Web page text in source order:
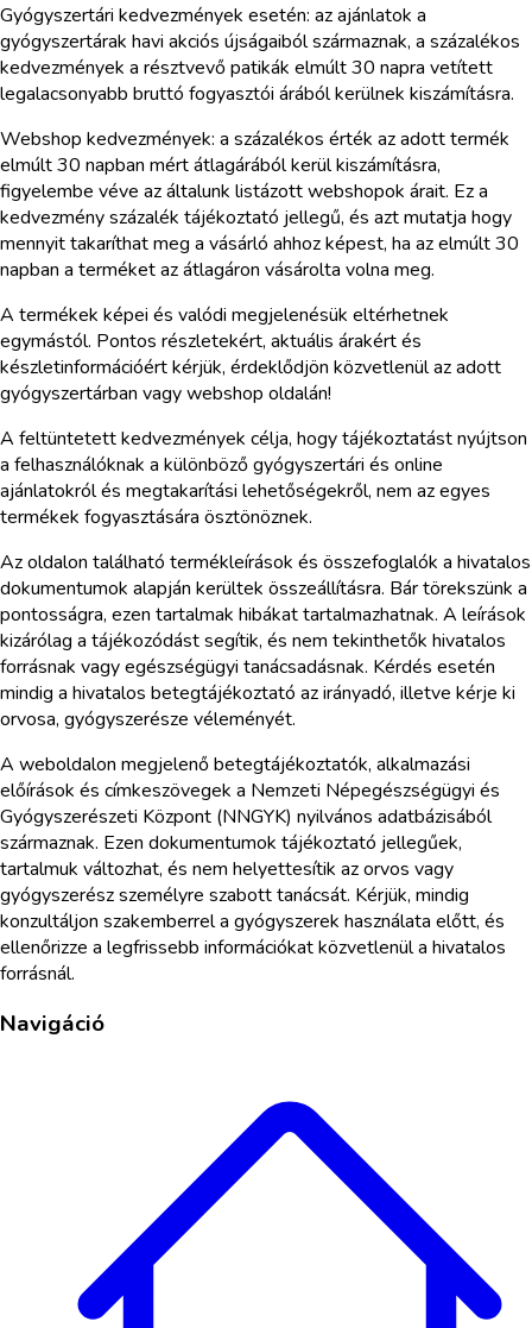
Gyógyszertári kedvezmények esetén: az ajánlatok a
gyógyszertárak havi akciós újságaiból származnak, a százalékos
kedvezmények a résztvevő patikák elmúlt 30 napra vetített
legalacsonyabb bruttó fogyasztói árából kerülnek kiszámításra.
Webshop kedvezmények: a százalékos érték az adott termék
elmúlt 30 napban mért átlagárából kerül kiszámításra,
figyelembe véve az általunk listázott webshopok árait. Ez a
kedvezmény százalék tájékoztató jellegű, és azt mutatja hogy
mennyit takaríthat meg a vásárló ahhoz képest, ha az elmúlt 30
napban a terméket az átlagáron vásárolta volna meg.
A termékek képei és valódi megjelenésük eltérhetnek
egymástól. Pontos részletekért, aktuális árakért és
készletinformációért kérjük, érdeklődjön közvetlenül az adott
gyógyszertárban vagy webshop oldalán!
A feltüntetett kedvezmények célja, hogy tájékoztatást nyújtson
a felhasználóknak a különböző gyógyszertári és online
ajánlatokról és megtakarítási lehetőségekről, nem az egyes
termékek fogyasztására ösztönöznek.
Az oldalon található termékleírások és összefoglalók a hivatalos
dokumentumok alapján kerültek összeállításra. Bár törekszünk a
pontosságra, ezen tartalmak hibákat tartalmazhatnak. A leírások
kizárólag a tájékozódást segítik, és nem tekinthetők hivatalos
forrásnak vagy egészségügyi tanácsadásnak. Kérdés esetén
mindig a hivatalos betegtájékoztató az irányadó, illetve kérje ki
orvosa, gyógyszerésze véleményét.
A weboldalon megjelenő betegtájékoztatók, alkalmazási
előírások és címkeszövegek a Nemzeti Népegészségügyi és
Gyógyszerészeti Központ (NNGYK) nyilvános adatbázisából
származnak. Ezen dokumentumok tájékoztató jellegűek,
tartalmuk változhat, és nem helyettesítik az orvos vagy
gyógyszerész személyre szabott tanácsát. Kérjük, mindig
konzultáljon szakemberrel a gyógyszerek használata előtt, és
ellenőrizze a legfrissebb információkat közvetlenül a hivatalos
forrásnál.
Navigáció